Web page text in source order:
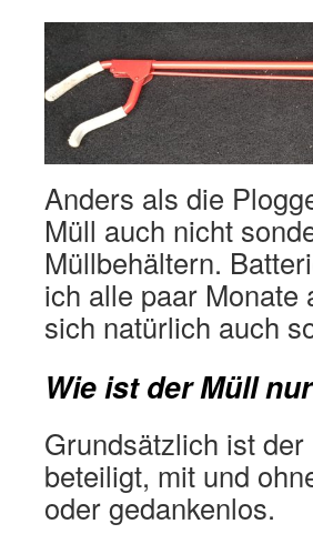
Anders als die
Müll auch nicht
Müllbehältern.
ich alle paar Monate
sich natürlich auch
Wie ist der Müll
Grundsätzlich ist
beteiligt, mit und
oder gedankenlos.